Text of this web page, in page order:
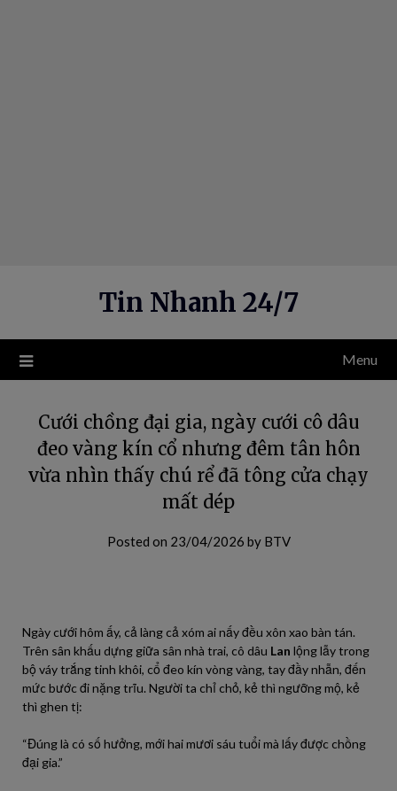
Tin Nhanh 24/7
Menu
Cưới chồng đại gia, ngày cưới cô dâu
đeo vàng kín cổ nhưng đêm tân hôn
vừa nhìn thấy chú rể đã tông cửa chạy
mất dép
Posted on 23/04/2026 by BTV
Ngày cưới hôm ấy, cả làng cả xóm ai nấy đều xôn xao bàn tán.
Trên sân khấu dựng giữa sân nhà trai, cô dâu Lan lộng lẫy trong
bộ váy trắng tinh khôi, cổ đeo kín vòng vàng, tay đầy nhẫn, đến
mức bước đi nặng trĩu. Người ta chỉ chỏ, kẻ thì ngưỡng mộ, kẻ
thì ghen tị:
“Đúng là có số hưởng, mới hai mươi sáu tuổi mà lấy được chồng
đại gia.”